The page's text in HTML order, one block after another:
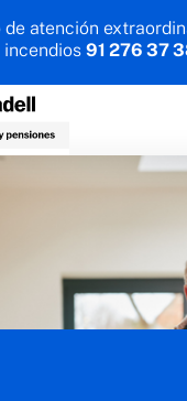
de atención
incendios 91 276 37